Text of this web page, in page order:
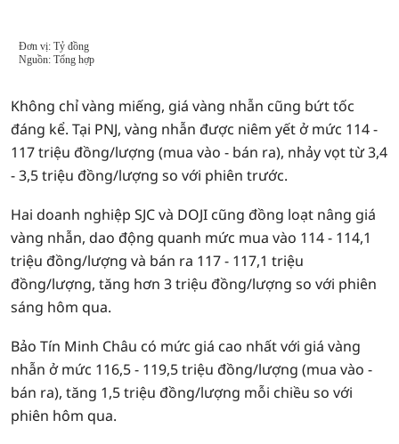
Không chỉ vàng miếng, giá vàng nhẫn cũng bứt tốc
đáng kể. Tại PNJ, vàng nhẫn được niêm yết ở mức 114 -
117 triệu đồng/lượng (mua vào - bán ra), nhảy vọt từ 3,4
- 3,5 triệu đồng/lượng so với phiên trước.
Hai doanh nghiệp SJC và DOJI cũng đồng loạt nâng giá
vàng nhẫn, dao động quanh mức mua vào 114 - 114,1
triệu đồng/lượng và bán ra 117 - 117,1 triệu
đồng/lượng, tăng hơn 3 triệu đồng/lượng so với phiên
sáng hôm qua.
Bảo Tín Minh Châu có mức giá cao nhất với giá vàng
nhẫn ở mức 116,5 - 119,5 triệu đồng/lượng (mua vào -
bán ra), tăng 1,5 triệu đồng/lượng mỗi chiều so với
phiên hôm qua.